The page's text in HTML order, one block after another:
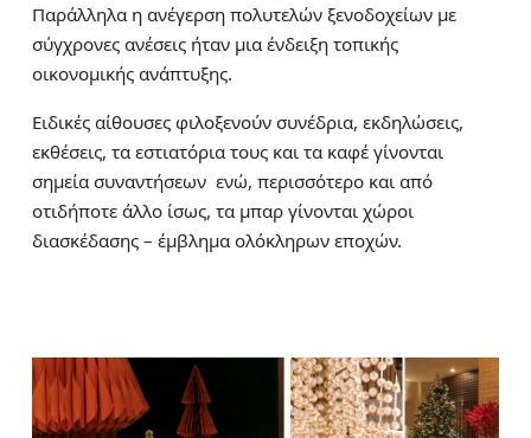
Παράλληλα η ανέγερση πολυτελών ξενοδοχείων με
σύγχρονες ανέσεις ήταν μια ένδειξη τοπικής
οικονομικής ανάπτυξης.
Ειδικές αίθουσες φιλοξενούν συνέδρια, εκδηλώσεις,
εκθέσεις, τα εστιατόρια τους και τα καφέ γίνονται
σημεία συναντήσεων ενώ, περισσότερο και από
οτιδήποτε άλλο ίσως, τα μπαρ γίνονται χώροι
διασκέδασης – έμβλημα ολόκληρων εποχών.